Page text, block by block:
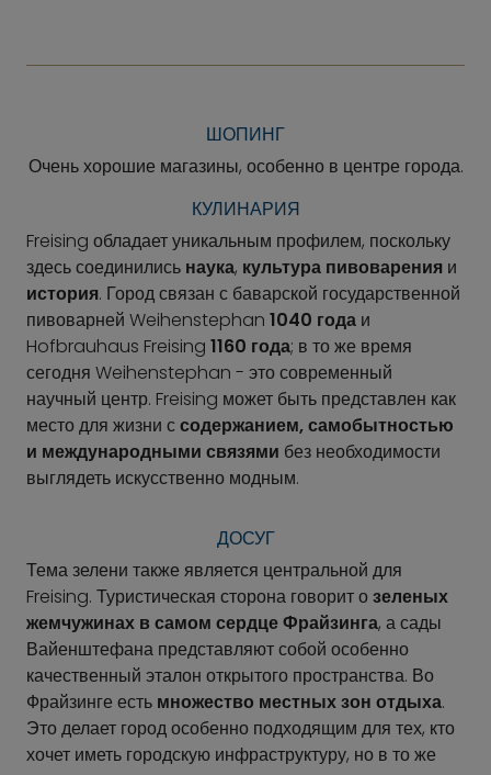
ШОПИНГ
Очень хорошие магазины, особенно в центре города.
КУЛИНАРИЯ
Freising обладает уникальным профилем, поскольку
здесь соединились наука, культура пивоварения и
история. Город связан с баварской государственной
пивоварней Weihenstephan 1040 года и
Hofbrauhaus Freising 1160 года; в то же время
сегодня Weihenstephan - это современный
научный центр. Freising может быть представлен как
место для жизни ссодержанием, самобытностью
и международными связями без необходимости
выглядеть искусственно модным.
ДОСУГ
Тема зелени также является центральной для
Freising. Туристическая сторона говорит озеленых
жемчужинах в самом сердце Фрайзинга, а сады
Вайенштефана представляют собой особенно
качественный эталон открытого пространства. Во
Фрайзинге есть множество местных зон отдыха.
Это делает город особенно подходящим для тех, кто
хочет иметь городскую инфраструктуру, но в то же